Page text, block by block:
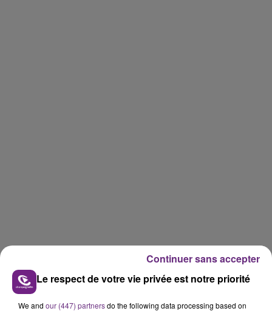
Le respect de votre vie privée est notre priorité
We and our (447) partnersdo the following data processing based on
Continuer sans accepter